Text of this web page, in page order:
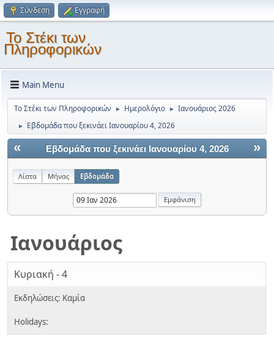
Σύνδεση Εγγραφή
Το Στέκι των
Πληροφορικών
Main Menu
Το Στέκι των Πληροφορικών ► Ημερολόγιο ► Ιανουάριος 2026
► Εβδομάδα που ξεκινάει Ιανουαρίου 4, 2026
« »
Εβδομάδα που ξεκινάει Ιανουαρίου 4, 2026
Λίστα Μήνας Εβδομάδα
Ιανουάριος
Κυριακή - 4